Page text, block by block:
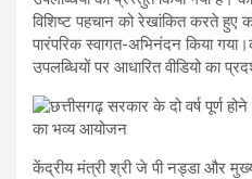
विशिष्ट पहचान को रेखांकित करते हुए
पारंपरिक स्वागत-अभिनंदन किया
उपलब्धियों पर आधारित वीडियो का
केंद्रीय मंत्री श्री जे पी नड्डा और